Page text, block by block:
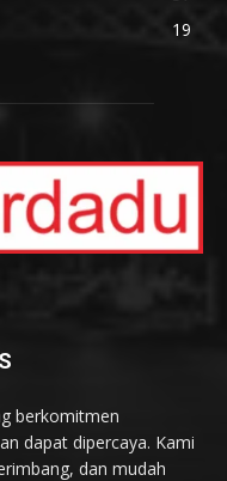
19
berkomitmen
dapat dipercaya. Kami
dan mudah